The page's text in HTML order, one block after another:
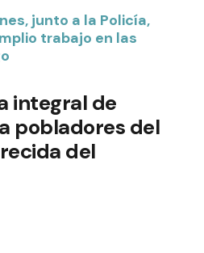
junto a la Policía,
trabajo en las
integral de
pobladores del
del